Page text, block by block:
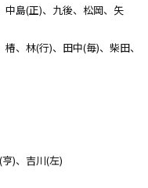
中島(正)、九後、松岡、矢
、林(行)、田中(毎)、柴田、
)、吉川(左)